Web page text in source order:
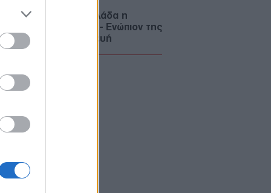
Έφθασε στην Ελλάδα η
κατηγορούμενη - Ενώπιον της
την Παρασκευή
515: Άρχισε στον Καναδά η
Σοβαρές τουρκικές
στο Αιγαίο, με οπλισμένα